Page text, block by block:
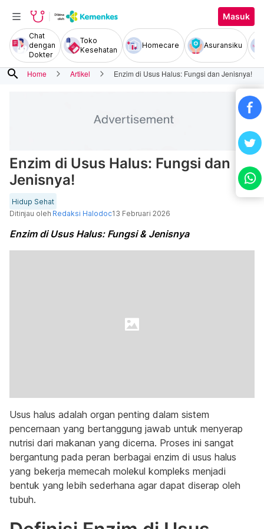
Masuk
Chat
dengan
Dokter
Toko
Kesehatan
Homecare Asuransiku
search Home Artikel Enzim di Usus Halus: Fungsi dan Jenisnya!
Enzim di Usus Halus: Fungsi dan
Jenisnya!
Hidup Sehat
Ditinjau oleh Redaksi Halodoc13 Februari 2026
Enzim di Usus Halus: Fungsi & Jenisnya
Usus halus adalah organ penting dalam sistem
pencernaan yang bertanggung jawab untuk menyerap
nutrisi dari makanan yang dicerna. Proses ini sangat
bergantung pada peran berbagai enzim di usus halus
yang bekerja memecah molekul kompleks menjadi
bentuk yang lebih sederhana agar dapat diserap oleh
tubuh.